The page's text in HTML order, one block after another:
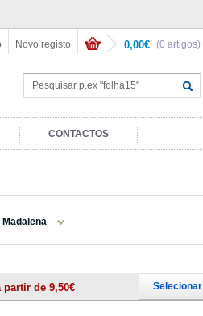
(0 artigos)
0,00€
Novo registo
CONTACTOS
Madalena
partir de 9,50€ Selecionar